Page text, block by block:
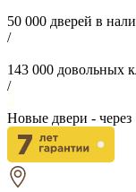
50 000 дверей в
/
143 000 довольных
/
Новые двери - через